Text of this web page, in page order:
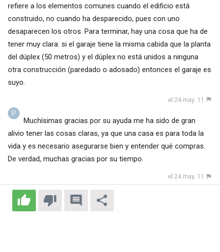
refiere a los elementos comunes cuando el edificio está
construido, no cuando ha desparecido, pues con uno
desaparecen los otros. Para terminar, hay una cosa que ha de
tener muy clara: si el garaje tiene la misma cabida que la planta
del dúplex (50 metros) y el dúplex no está unidos a ninguna
otra construcción (paredado o adosado) entonces el garaje es
suyo.
el 24 may. 11
Muchísimas gracias por su ayuda me ha sido de gran
alivio tener las cosas claras, ya que una casa es para toda la
vida y es necesario asegurarse bien y entender qué compras.
De verdad, muchas gracias por su tiempo.
el 24 may. 11